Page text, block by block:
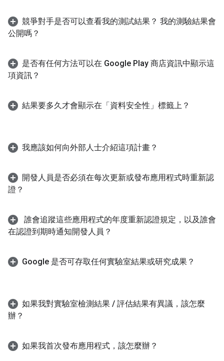
競爭對手是否可以查看我的測試結果？ 我的測驗結果會
公開嗎？
是否有任何方法可以在 Google Play 商店資訊中顯示這
項資訊？
結果要多久才會顯示在「資料安全性」標籤上？
我應該如何向外部人士介紹這項計畫？
開發人員是否必須在每次更新或發布應用程式時重新認
證？
誰會追蹤這些應用程式的年度重新認證規定，以及誰會
在認證到期時通知開發人員？
Google 是否可存取任何實驗室結果或研究成果？
如果我對實驗室檢測結果 / 評估結果有異議，該怎麼
辦？
如果我首次發布應用程式，該怎麼辦？